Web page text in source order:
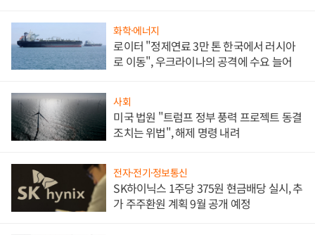
화학·에너지
로이터 "정제연료 3만 톤 한국에서 러시아
로 이동", 우크라이나의 공격에 수요 늘어
사회
미국 법원 "트럼프 정부 풍력 프로젝트 동결
조치는 위법", 해제 명령 내려
전자·전기·정보통신
SK하이닉스 1주당 375원 현금배당 실시, 추
가 주주환원 계획 9월 공개 예정